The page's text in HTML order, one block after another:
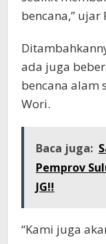
bencana,” ujar
ada juga
bencana alam
Wori.
Baca juga:
Pemprov
JG!!
“Kami juga